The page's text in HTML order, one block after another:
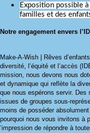
Exposition possible
familles et des
Notre engagement envers
Make-A-Wish | Rêves
diversité, l’équité et l’accès
mission, nous devons nous
et dynamique qui reflète la
que nous espérons servir. Des
issues de groupes sous-
moins de posséder
pourquoi nous vous invitons à
’impression de répondre à